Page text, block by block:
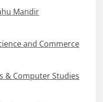
Mandir
and Commerce
& Computer Studies